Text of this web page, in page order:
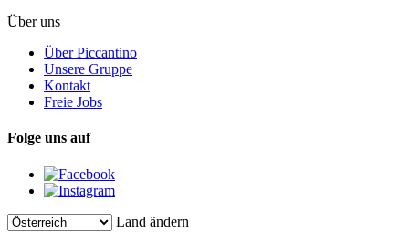
Über uns
Über Piccantino
Unsere Gruppe
Kontakt
Freie Jobs
Folge uns auf
Land ändern